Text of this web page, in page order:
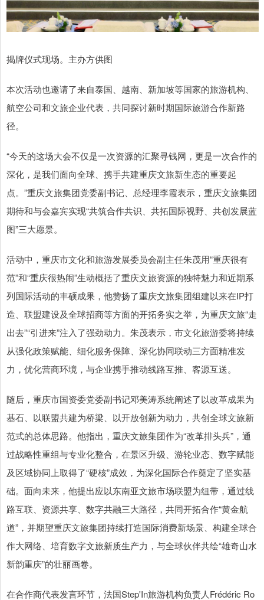
揭牌仪式现场。主办方供图
本次活动也邀请了来自泰国、越南、新加坡等国家的旅游机构、
航空公司和文旅企业代表，共同探讨新时期国际旅游合作新路
径。
“今天的这场大会不仅是一次资源的汇聚寻钱网，更是一次合作的
深化，是我们面向全球、携手共建重庆文旅新生态的重要起
点。”重庆文旅集团党委副书记、总经理李霞表示，重庆文旅集团
期待和与会嘉宾实现“共筑合作共识、共拓国际视野、共创发展蓝
图”三大愿景。
活动中，重庆市文化和旅游发展委员会副主任朱茂用“重庆很有
范”和“重庆很热闹”生动概括了重庆文旅资源的独特魅力和近期系
列国际活动的丰硕成果，他赞扬了重庆文旅集团组建以来在IP打
造、联盟建设及全球招商等方面的开拓务实之举，为重庆文旅“走
出去”“引进来”注入了强劲动力。朱茂表示，市文化旅游委将持续
从强化政策赋能、细化服务保障、深化协同联动三方面精准发
力，优化营商环境，与企业携手推动线路互推、客源互送。
随后，重庆市国资委党委副书记邓美涛系统阐述了以改革成果为
基石、以联盟共建为桥梁、以开放创新为动力，共创全球文旅新
范式的总体思路。他指出，重庆文旅集团作为“改革排头兵”，通
过战略性重组与专业化整合，在景区升级、游轮业态、数字赋能
及区域协同上取得了“硬核”成效，为深化国际合作奠定了坚实基
础。面向未来，他提出应以东南亚文旅市场联盟为纽带，通过线
路互联、资源共享、数字共融三大路径，共同开拓合作“黄金航
道”，并期望重庆文旅集团持续打造国际消费新场景、构建全球合
作大网络、培育数字文旅新质生产力，与全球伙伴共绘“雄奇山水
新韵重庆”的壮丽画卷。
在合作商代表发言环节，法国Step'In旅游机构负责人Frédéric Ro